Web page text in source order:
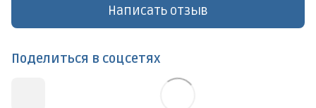
Написать отзыв
Поделиться в соцсетях